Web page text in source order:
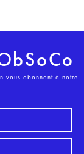
vous abonnant à notre